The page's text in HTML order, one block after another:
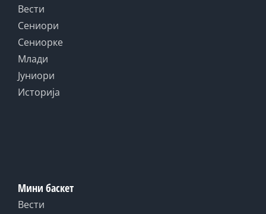
Вести
Сениори
Сениорке
Млади
Јуниори
Историја
Мини баскет
Вести